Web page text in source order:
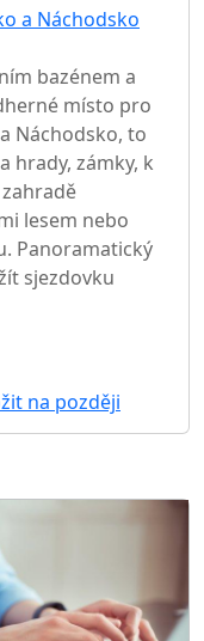
a Náchodsko
bazénem a
místo pro
Náchodsko, to
hrady, zámky, k
lesem nebo
Panoramatický
sjezdovku
na později